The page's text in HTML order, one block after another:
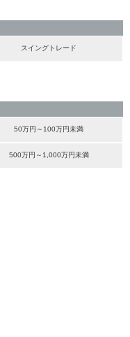
スイングトレード
50万円～100万円未満
500万円～1,000万円未満